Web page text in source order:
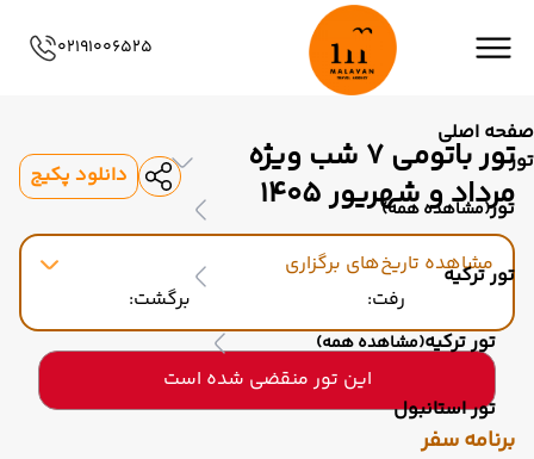
صفحه اصلی
تور
تور(مشاهده همه)
تور ترکیه
تور ترکیه(مشاهده همه)
تور استانبول
02191006525
تور باتومی 7 شب ویژه
مرداد و شهریور 1405
دانلود پکیج
مشاهده تاریخ‌های برگزاری
رفت:
برگشت:
این تور منقضی شده است
برنامه سفر